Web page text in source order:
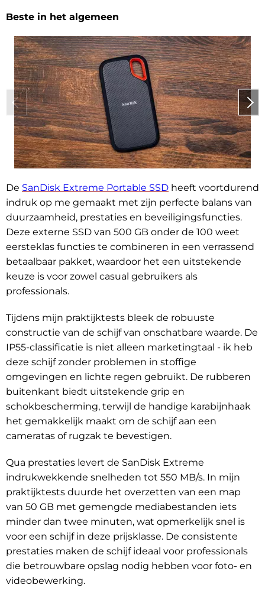
Beste in het algemeen
De SanDisk Extreme Portable SSD heeft voortdurend
indruk op me gemaakt met zijn perfecte balans van
duurzaamheid, prestaties en beveiligingsfuncties.
Deze externe SSD van 500 GB onder de 100 weet
eersteklas functies te combineren in een verrassend
betaalbaar pakket, waardoor het een uitstekende
keuze is voor zowel casual gebruikers als
professionals.
Tijdens mijn praktijktests bleek de robuuste
constructie van de schijf van onschatbare waarde. De
IP55-classificatie is niet alleen marketingtaal - ik heb
deze schijf zonder problemen in stoffige
omgevingen en lichte regen gebruikt. De rubberen
buitenkant biedt uitstekende grip en
schokbescherming, terwijl de handige karabijnhaak
het gemakkelijk maakt om de schijf aan een
cameratas of rugzak te bevestigen.
Qua prestaties levert de SanDisk Extreme
indrukwekkende snelheden tot 550 MB/s. In mijn
praktijktests duurde het overzetten van een map
van 50 GB met gemengde mediabestanden iets
minder dan twee minuten, wat opmerkelijk snel is
voor een schijf in deze prijsklasse. De consistente
prestaties maken de schijf ideaal voor professionals
die betrouwbare opslag nodig hebben voor foto- en
videobewerking.